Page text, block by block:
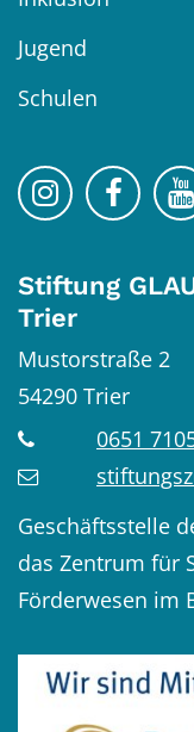
Jugend
Schulen
Bistum
Stiftung
Trier
Mustorstraße 2
54290 Trier
0651
Geschäftsstelle
das Zentrum für
Förderwesen im